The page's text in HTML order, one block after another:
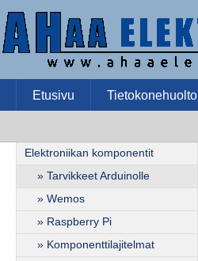
Etusivu Tietokonehuolto
Elektroniikan komponentit
» Tarvikkeet Arduinolle
» Wemos
» Raspberry Pi
» Komponenttilajitelmat